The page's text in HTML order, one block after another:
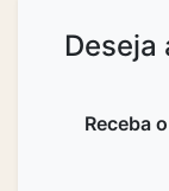
Deseja
Receba